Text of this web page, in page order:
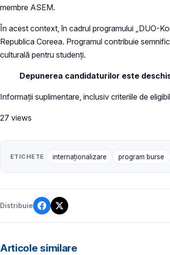
membre ASEM.
În acest context, în cadrul programului „DUO-
Republica Coreea. Programul contribuie
culturală pentru studenți.
Depunerea candidaturilor este
Informații suplimentare, inclusiv criteriile de
27 views
ETICHETE internaționalizare program burse
Distribuie
Articole similare